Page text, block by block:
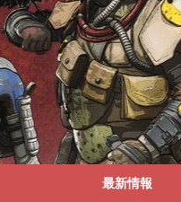
最新情報